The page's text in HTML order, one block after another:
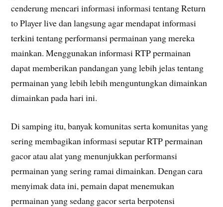
cenderung mencari informasi informasi tentang Return
to Player live dan langsung agar mendapat informasi
terkini tentang performansi permainan yang mereka
mainkan. Menggunakan informasi RTP permainan
dapat memberikan pandangan yang lebih jelas tentang
permainan yang lebih lebih menguntungkan dimainkan
dimainkan pada hari ini.
Di samping itu, banyak komunitas serta komunitas yang
sering membagikan informasi seputar RTP permainan
gacor atau alat yang menunjukkan performansi
permainan yang sering ramai dimainkan. Dengan cara
menyimak data ini, pemain dapat menemukan
permainan yang sedang gacor serta berpotensi